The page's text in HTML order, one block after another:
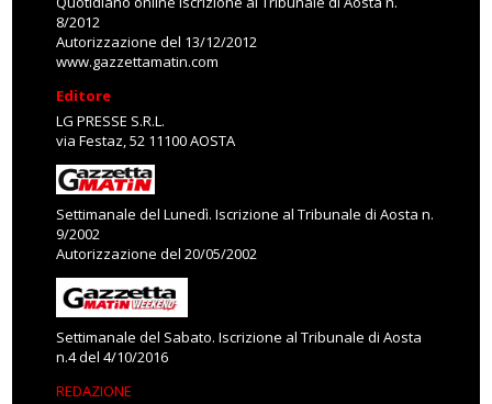
8/2012
Autorizzazione del 13/12/2012
www.gazzettamatin.com
Editore
LG PRESSE S.R.L.
via Festaz, 52 11100 AOSTA
Settimanale del Lunedì. Iscrizione al Tribunale di Aosta n.
9/2002
Autorizzazione del 20/05/2002
Settimanale del Sabato. Iscrizione al Tribunale di Aosta
n.4 del 4/10/2016
REDAZIONE